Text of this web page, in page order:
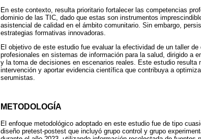
En este contexto, resulta prioritario fortalecer las competencias
dominio de las TIC, dado que estas son instrumentos
asistencial de calidad en el ámbito comunitario. Sin embargo,
estrategias formativas innovadoras.
El objetivo de este estudio fue evaluar la efectividad de un taller
profesionales en sistemas de información para la salud, dirigido a
y la toma de decisiones en escenarios reales. Este estudio
intervención y aportar evidencia científica que contribuya a
serumistas.
METODOLOGÍA
El enfoque metodológico adoptado en este estudio fue de tipo
diseño pretest-postest que incluyó grupo control y grupo